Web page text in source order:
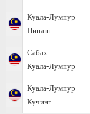
Куала-Лумпур
Пинанг
Сабах
Куала-Лумпур
Куала-Лумпур
Кучинг